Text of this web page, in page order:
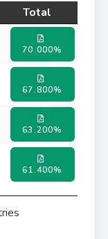
Total
70.000%
67.800%
63.200%
61.400%